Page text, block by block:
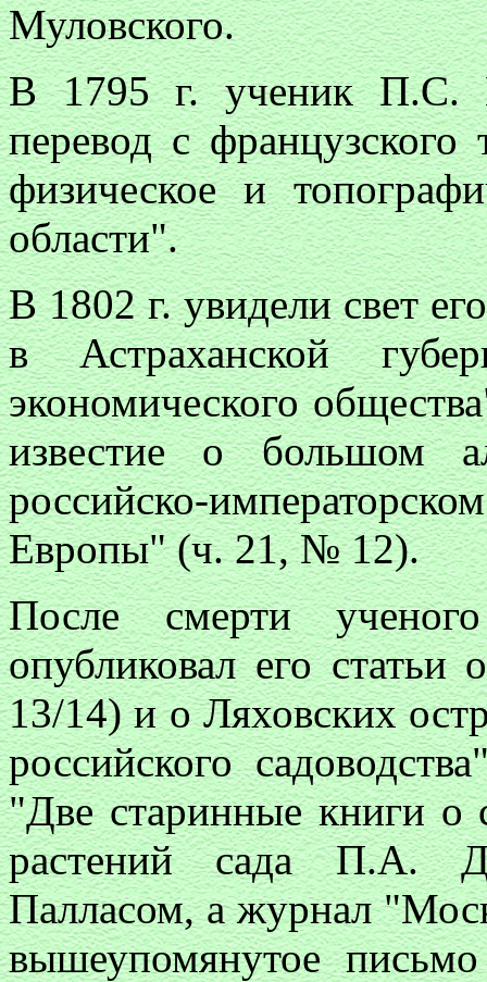
Муловского.
В 1795 г. ученик П.С.
перевод с французского
физическое и
области".
В 1802 г. увидели свет
в Астраханской
экономического
известие о большом
российско-
Европы" (ч. 21, № 12).
После смерти
опубликовал его
13/14) и о Ляховских
российского
"Две старинные книги о
растений сада П.А.
Палласом, а журнал
вышеупомянутое